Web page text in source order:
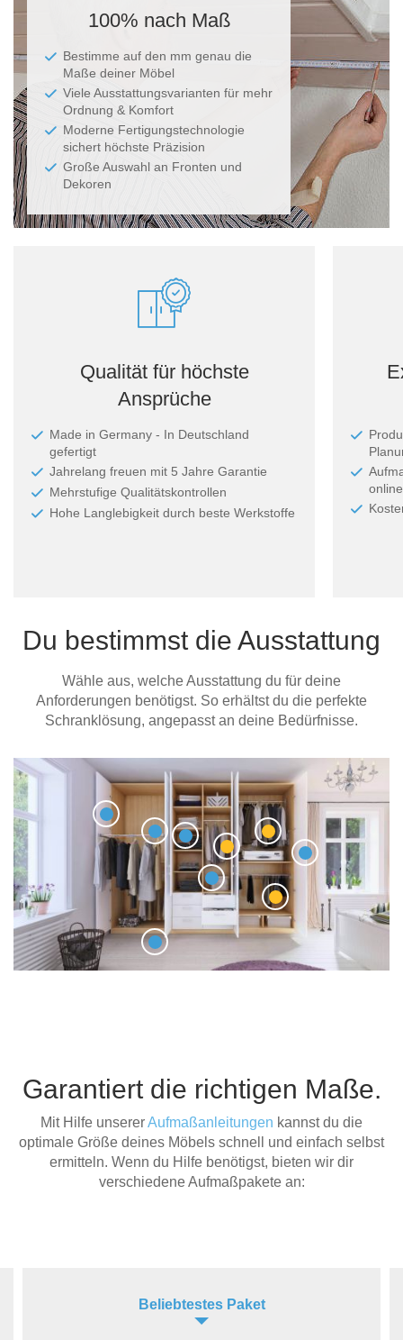
100% nach Maß
Bestimme auf den mm genau die
Maße deiner Möbel
Viele Ausstattungsvarianten für mehr
Ordnung & Komfort
Moderne Fertigungstechnologie
sichert höchste Präzision
Große Auswahl an Fronten und
Dekoren
Qualität für höchste
Ansprüche
Made in Germany - In Deutschland
gefertigt
Jahrelang freuen mit 5 Jahre Garantie
Mehrstufige Qualitätskontrollen
Hohe Langlebigkeit durch beste Werkstoffe
Du bestimmst die Ausstattung
Wähle aus, welche Ausstattung du für deine
Anforderungen benötigst. So erhältst du die perfekte
Schranklösung, angepasst an deine Bedürfnisse.
Garantiert die richtigen Maße.
Mit Hilfe unsererAufmaßanleitungen kannst du die
optimale Größe deines Möbels schnell und einfach selbst
ermitteln. Wenn du Hilfe benötigst, bieten wir dir
verschiedene Aufmaßpakete an:
Beliebtestes Paket